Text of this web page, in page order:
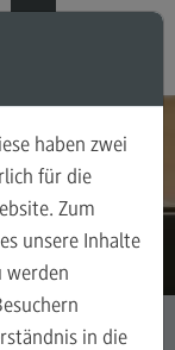
lernen
haben zwei
für die
Zum
unsere Inhalte
werden
in die